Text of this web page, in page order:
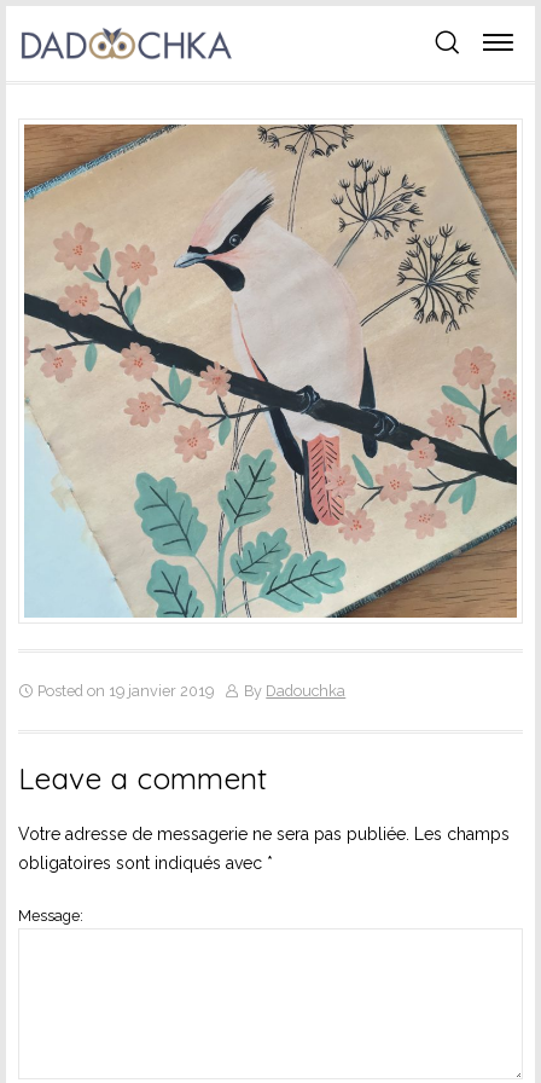
Posted on 19 janvier 2019 By Dadouchka
Leave a comment
Votre adresse de messagerie ne sera pas publiée.
Les champs
obligatoires sont indiqués avec *
Message: